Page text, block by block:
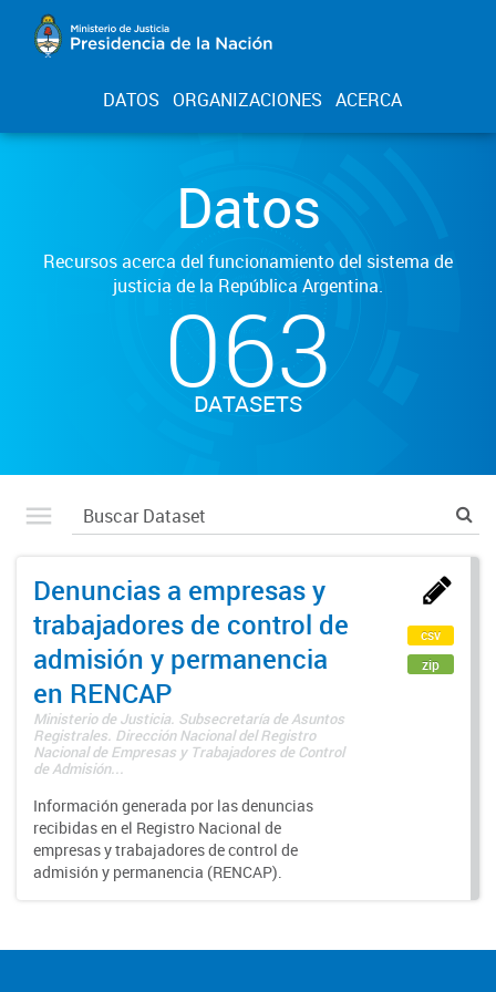
DATOS ORGANIZACIONES ACERCA
Datos
Recursos acerca del funcionamiento del sistema de
justicia de la República Argentina.
063
DATASETS
Denuncias a empresas y
trabajadores de control de
admisión y permanencia
en RENCAP
Ministerio de Justicia. Subsecretaría de Asuntos
Registrales. Dirección Nacional del Registro
Nacional de Empresas y Trabajadores de Control
de Admisión...
Información generada por las denuncias
recibidas en el Registro Nacional de
empresas y trabajadores de control de
admisión y permanencia (RENCAP).
csv
zip